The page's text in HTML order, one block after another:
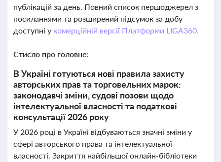
публікацій за день. Повний список першоджерел з
посиланнями та розширений підсумок за добу
доступні у комерційній версії Платформи LIGA360.
Стисло про головне:
В Україні готуються нові правила захисту
авторських прав та торговельних марок:
законодавчі зміни, судові позови щодо
інтелектуальної власності та податкові
консультації 2026 року
У 2026 році в Україні відбуваються значні зміни у
сфері авторського права та інтелектуальної
власності. Закриття найбільшої онлайн-бібліотеки